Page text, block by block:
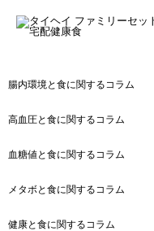
腸内環境と食に関するコラム
高血圧と食に関するコラム
血糖値と食に関するコラム
メタボと食に関するコラム
健康と食に関するコラム